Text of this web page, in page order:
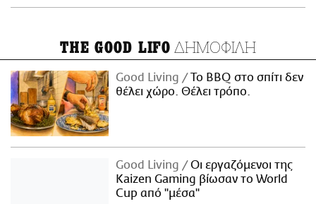
THE GOOD LIFO ΔΗΜΟΦΙΛΗ
Good Living
Το BBQ στο σπίτι δεν
θέλει χώρο. Θέλει τρόπο.
Good Living
Οι εργαζόμενοι της
Kaizen Gaming βίωσαν το World
Cup από "μέσα"